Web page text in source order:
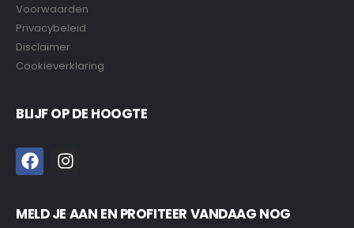
Voorwaarden
Privacybeleid
Disclaimer
Cookieverklaring
BLIJF OP DE HOOGTE
MELD JE AAN EN PROFITEER VANDAAG NOG